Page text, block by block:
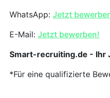
WhatsApp: Jetzt
E-Mail: Jetzt bewerben!
Smart-recruiting.de - Ihr
*Für eine qualifizierte